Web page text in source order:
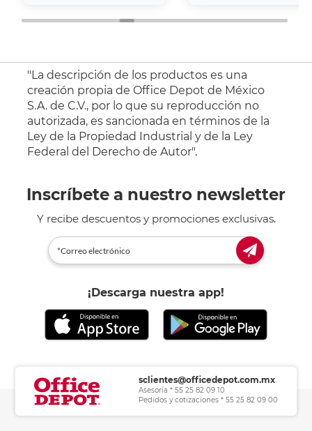
"La descripción de los productos es una
creación propia de Office Depot de México
S.A. de C.V., por lo que su reproducción no
autorizada, es sancionada en términos de la
Ley de la Propiedad Industrial y de la Ley
Federal del Derecho de Autor".
Inscríbete a nuestro newsletter
Y recibe descuentos y promociones exclusivas.
¡Descarga nuestra app!
sclientes@officedepot.com.mx
Asesoría * 55 25 82 09 10
Pedidos y cotizaciones * 55 25 82 09 00